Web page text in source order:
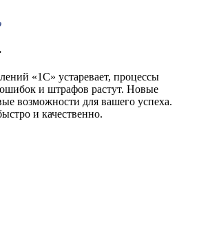
«1С» устаревает, процессы
и штрафов растут. Новые
возможности для вашего успеха.
и качественно.